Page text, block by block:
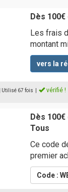
Dès
Les frais
montant
vers la
| Utilisé 67 fois vérifié !
Dès
Tous
Ce code
premier
Code :